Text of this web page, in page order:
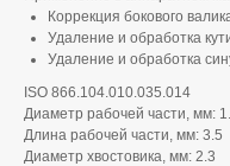
Коррекция бокового
Удаление и обработка
Удаление и обработка
ISO 866.104.010.035.014
Диаметр рабочей части, мм:
Длина рабочей части, мм: 3.5
Диаметр хвостовика, мм: 2.3